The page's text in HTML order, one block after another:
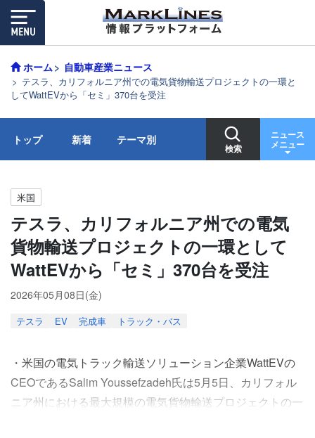
ホーム 自動車産業ニュース
テスラ、カリフォルニア州での電気貨物輸送プロジェクトの一環と
してWattEVから「セミ」370台を受注
トップ 新着 テーマ別
検索
ニュース
メニュー
米国
テスラ、カリフォルニア州での電気
貨物輸送プロジェクトの一環として
WattEVから「セミ」370台を受注
2026年05月08日(金)
テスラ EV 完成車 トラック・バス
・米国の電気トラック輸送ソリューション企業WattEVの
CEOであるSalim Youssefzadeh氏は5月5日、カリフォル
ニア州における最大規模の電気貨物輸送プロジェクトの一